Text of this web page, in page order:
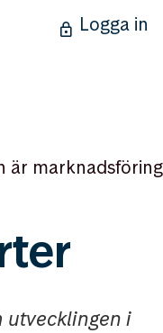
Logga in
är marknadsföring
utvecklingen i